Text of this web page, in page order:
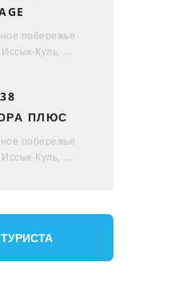
побережье
Куль, ...
38
ПЛЮС
побережье
Куль, ...